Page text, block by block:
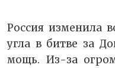
Россия изменила
угла в битве за
мощь. Из-за